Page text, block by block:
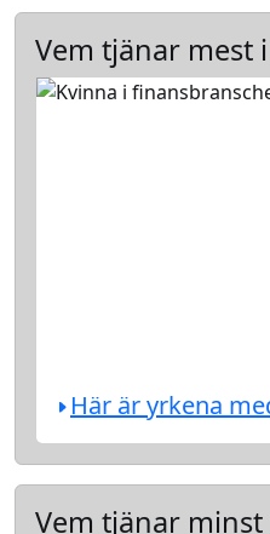
Vem tjänar mest
Här är yrkena
Vem tjänar minst